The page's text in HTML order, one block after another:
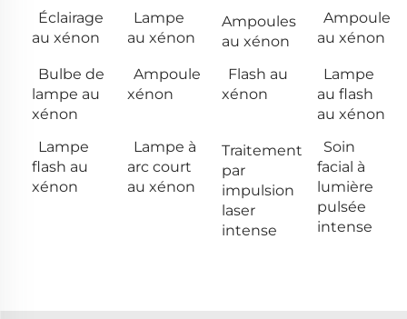
Éclairage
au xénon
Lampe
au xénon
Ampoules
au xénon
Ampoule
au xénon
Bulbe de
lampe au
xénon
Ampoule
xénon
Flash au
xénon
Lampe
au flash
au xénon
Lampe
flash au
xénon
Lampe à
arc court
au xénon
Traitement
par
impulsion
laser
intense
Soin
facial à
lumière
pulsée
intense